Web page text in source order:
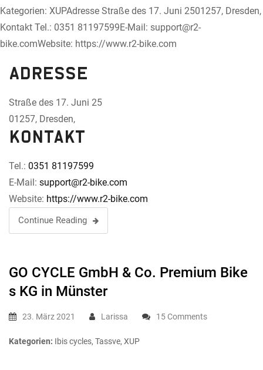
Kategorien: XUPAdresse Straße des 17. Juni 2501257, Dresden,
Kontakt Tel.: 0351 81197599E-Mail: support@r2-
bike.comWebsite: https://www.r2-bike.com
Adresse
Straße des 17. Juni 25
01257, Dresden,
Kontakt
Tel.: 0351 81197599
E-Mail: support@r2-bike.com
Website: https://www.r2-bike.com
Continue Reading
GO CYCLE GmbH & Co. Premium Bike
s KG in Münster
23. März 2021 Larissa 15 Comments
Kategorien: Ibis cycles, Tassve, XUP